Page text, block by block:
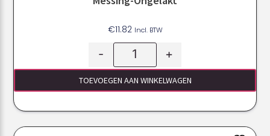
€11.82 Incl. BTW
- +
TOEVOEGEN AAN WINKELWAGEN